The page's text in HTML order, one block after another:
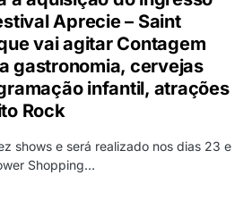
Aprecie – Saint
vai agitar Contagem
gastronomia, cervejas
infantil, atrações
Rock
shows e será realizado nos dias 23 e
Shopping…